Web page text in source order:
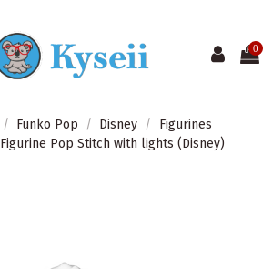
0
Funko Pop Disney
Figurines
Figurine Pop Stitch with lights (Disney)